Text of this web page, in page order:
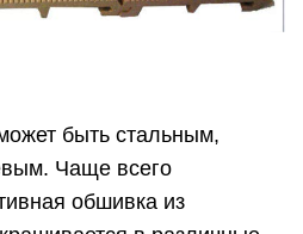
быть стальным,
Чаще всего
обшивка из